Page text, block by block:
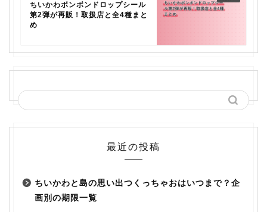
ちいかわボンボンドロップシール
第2弾が再販！取扱店と全4種まと
め
最近の投稿
ちいかわと島の思い出つくっちゃおはいつまで？企
画別の期限一覧